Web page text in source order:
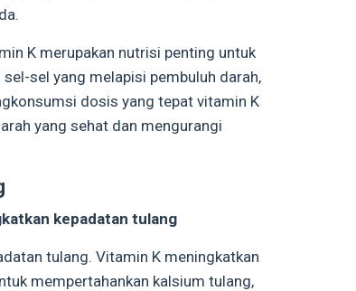
K merupakan nutrisi penting untuk
sel yang melapisi pembuluh darah,
dosis yang tepat vitamin K
yang sehat dan mengurangi
kepadatan tulang
tulang. Vitamin K meningkatkan
mempertahankan kalsium tulang,